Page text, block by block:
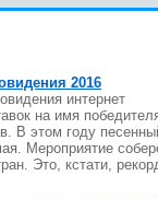
2016
интернет
на имя
В этом году
Мероприятие
Это, кстати,